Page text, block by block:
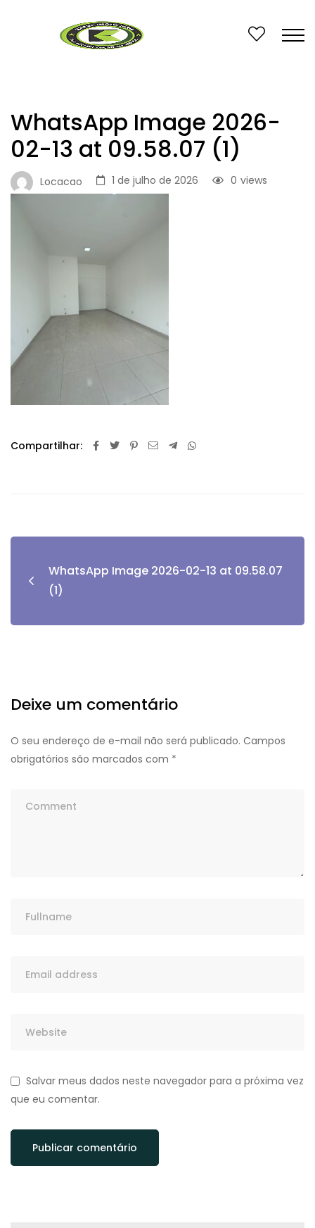
WhatsApp Image 2026-
02-13 at 09.58.07 (1)
Locacao 1 de julho de 2026 views
0
Compartilhar:
WhatsApp Image 2026-02-13 at 09.58.07
(1)
Deixe um comentário
O seu endereço de e-mail não será publicado. Campos
obrigatórios são marcados com *
Salvar meus dados neste navegador para a próxima vez
que eu comentar.